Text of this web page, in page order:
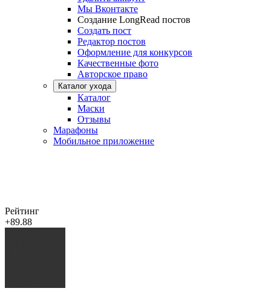
Мы Вконтакте
Создание LongRead постов
Создать пост
Редактор постов
Оформление для конкурсов
Качественные фото
Авторское право
Каталог ухода
Каталог
Маски
Отзывы
Марафоны
Мобильное приложение
Рейтинг
+89.88